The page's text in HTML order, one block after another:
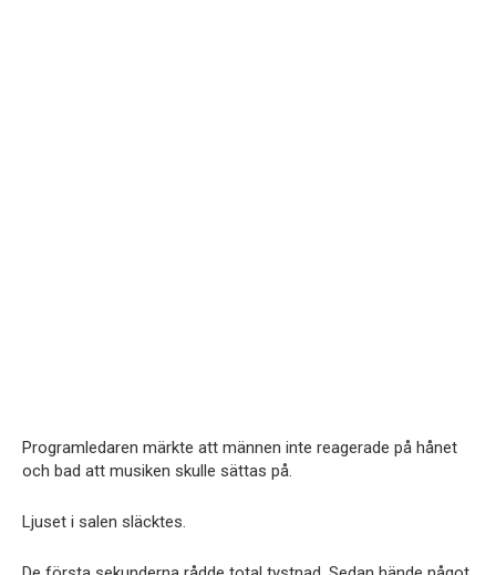
Programledaren märkte att männen inte reagerade på hånet
och bad att musiken skulle sättas på.
Ljuset i salen släcktes.